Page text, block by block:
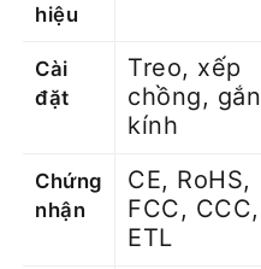
hiệu
Cài
đặt
Treo, xếp
chồng, gắn
kính
Chứng
nhận
CE, RoHS,
FCC, CCC,
ETL